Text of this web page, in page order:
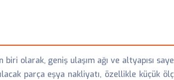
olarak, geniş ulaşım ağı ve altyapısı
parça eşya nakliyatı, özellikle küçük